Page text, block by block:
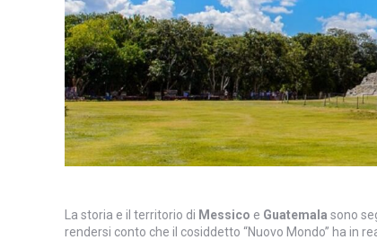
La storia e il territorio di Messico e Guatemala sono
rendersi conto che il cosiddetto “Nuovo Mondo” ha in